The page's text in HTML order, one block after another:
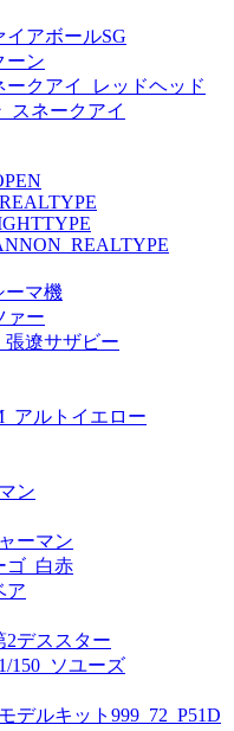
イアボールSG
ーン
クアイ_レッドヘッド
スネークアイ
ーマ機
ァー
張遼サザビー
アルトイエロー
ン
ーマン
ゴ_白赤
ア
2デススター
150_ソユーズ
デルキット999_72_P51D